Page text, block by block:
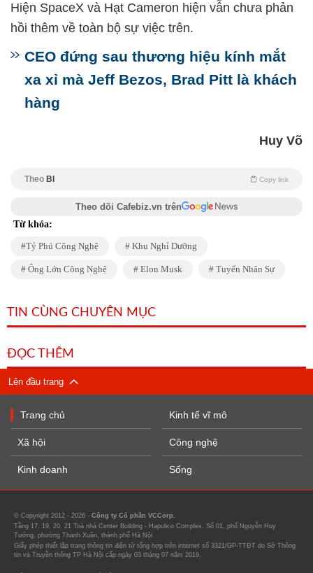
Hiện SpaceX và Hạt Cameron hiện vẫn chưa phản
hồi thêm về toàn bộ sự việc trên.
CEO đứng sau thương hiệu kính mắt
xa xỉ mà Jeff Bezos, Brad Pitt là khách
hàng
Huy Võ
Theo BI Copy link
Theo dõi Cafebiz.vn trên
Từ khóa:
Tỷ Phú Công Nghệ Khu Nghỉ Dưỡng
Ông Lớn Công Nghệ Elon Musk Tuyển Nhân Sự
TIN CÙNG CHUYÊN MỤC
ĐỌC THÊM
Lên đầu trang
Trang chủ
Xã hội
Kinh doanh
Kinh tế vĩ mô
Công nghệ
Sống
© Copyright 2012 - 2026 - Công ty Cổ phần VCCorp.
Tầng 17, 19, 20, 21 Toà nhà Center Building - Hapulico Complex, Số 01, phố Nguyễn Huy
Tưởng, phường Thanh Xuân, thành phố Hà Nội
Giấy phép thiết lập trang thông tin điện tử tổng hợp trên internet số 3321/GP-TTĐT do Sở Thông
tin và Truyền thông TP Hà Nội cấp ngày 03 tháng 07 năm 2019.